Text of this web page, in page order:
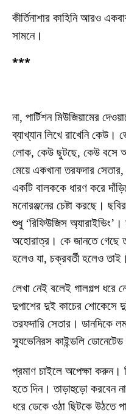
কীর্তিনাশার কাহিনি আরও
সামনে।
***
না, পার্টিশন মিউজিয়ামের
ব্যাখ্যান লিখে রাখেনি কেউ।
লোক, কেউ ছুটছে, কেউ বসে
মেয়ে একখানা তরফদার
একটি বালককে ধারণ করে
মনোরঞ্জনের চেষ্টা করছে।
শুধু ‘রিফিউজিস অ্যারাইভিং’।
অহোরাত্র। কে জানতে গেছে
হলেও যা, চক্রবর্তী হলেও
লেখা নেই বলেই গালগল্প ধরে
দুপাশের দুই কাচের শোকেসে
তরফদারি সেতার। ডানদিকে
স্যুভেনিরস কাইন্ডলি
প্রমাণ চাইলে অপেক্ষা করুন।
হতে দিন। তাড়াহুড়ো করবেন
ধরে ডেকে ওঠা ছিটকে উঠতে